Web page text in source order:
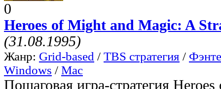
0
Heroes of Might and Magic: A
(31.08.1995)
Жанр: Grid-based / TBS стратегия /
Windows / Mac
Пошаговая игра-стратегия